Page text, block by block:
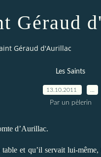
Géraud
Géraud d'Aurillac
Les Saints
13.10.2011
Par un pèlerin
d’Aurillac.
et qu’il servait lui-